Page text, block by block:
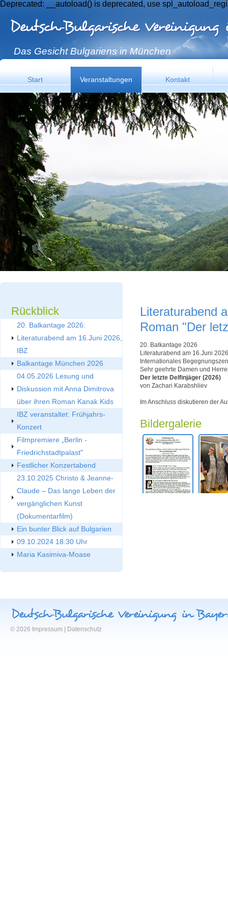
Deprecated: __autoload() is deprecated, use
Das Gesicht Bulgariens in München
Start Veranstaltungen Kontakt
Rückblick
20. Balkantage 2026:
Literaturabend am 16.Juni 2026,
IBZ
Balkantage München 2026
04.05.2026 Lesung und
Diskussion mit Anna Dimitrova
über ihren Roman Kanak Kids
IBZ veranstaltet: Frühjahrs-
Konzert
Filmpremiere „Berlin -
Friedrichstadtpalast"
Festlicher Konzertabend
23.10.2025 Christo & Jeanne-
Claude – Das lange Leben der
vergänglichen Kunst
(Dokumentarfilm)
Ein bunter Blick auf Bulgarien
09.10.2024 18:30 Uhr
Maria Kasimiva-Moase
Literaturabend
Roman "Der
20. Balkantage 2026
Literaturabend am 16.Juni
Internationales
Sehr geehrte Damen und
Der letzte Delfinjäger (2026)
von Zachari Karabshliev
Im Anschluss diskutieren der
Bildergalerie
© 2026 Impressum Datenschutz